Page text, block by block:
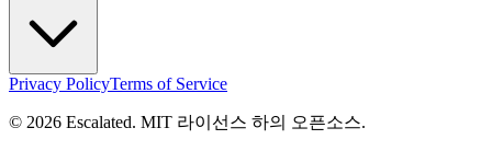
Privacy PolicyTerms of Service
© 2026 Escalated. MIT 라이선스 하의 오픈소스.